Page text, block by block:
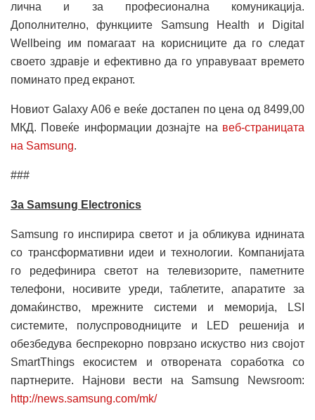
лична и за професионална комуникација.
Дополнително, функциите Samsung Health и Digital
Wellbeing им помагаат на корисниците да го следат
своето здравје и ефективно да го управуваат времето
поминато пред екранот.
Новиот Galaxy A06 е веќе достапен по цена од 8499,00
МКД. Повеќе информации дознајте на веб-страницата
на Samsung.
###
За Samsung Electronics
Samsung го инспирира светот и ја обликува иднината
со трансформативни идеи и технологии. Компанијата
го редефинира светот на телевизорите, паметните
телефони, носивите уреди, таблетите, апаратите за
домаќинство, мрежните системи и меморија, LSI
системите, полуспроводниците и LED решенија и
обезбедува беспрекорно поврзано искуство низ својот
SmartThings екосистем и отворената соработка со
партнерите. Најнови вести на Samsung Newsroom:
http://news.samsung.com/mk/